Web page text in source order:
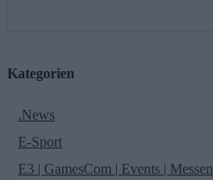
Kategorien
.News
E-Sport
E3 | GamesCom | Events | Messen